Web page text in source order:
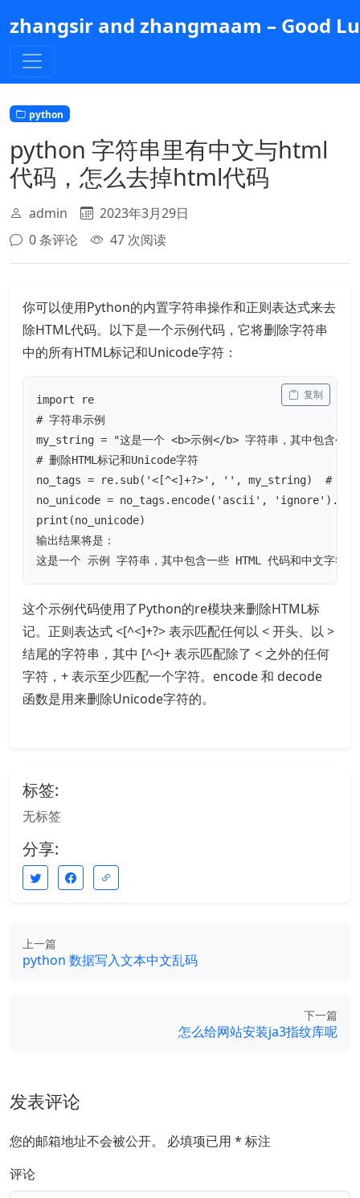
到
主
内
容
zhangsir and zhangmaam – Good
python
python 字符串里有中文与html
代码，怎么去掉html代码
admin
2023年3月29日
0 条评论
47 次阅读
你可以使用Python的内置字符串操作和正则表达式来去
除HTML代码。以下是一个示例代码，它将删除字符串
中的所有HTML标记和Unicode字符：
import re
# 字符串示例
my_string = "这是一个 <b>示例</b> 字符串，其中包含<p>
# 删除HTML标记和Unicode字符
no_tags = re.sub('<[^<]+?>', '', my_string)  # 删除
no_unicode = no_tags.encode('ascii',
print(no_unicode)
输出结果将是：
这是一个 示例 字符串，其中包含一些 HTML 代码和中文字符
复制
这个示例代码使用了Python的re模块来删除HTML标
记。正则表达式 <[^<]+?> 表示匹配任何以 < 开头、以 >
结尾的字符串，其中 [^<]+ 表示匹配除了 < 之外的任何
字符，+ 表示至少匹配一个字符。encode 和 decode
函数是用来删除Unicode字符的。
标签:
无标签
分享:
上一篇
python 数据写入文本中文乱码
下一篇
怎么给网站安装ja3指纹库呢
发表评论
您的邮箱地址不会被公开。 必填项已用 * 标注
评论